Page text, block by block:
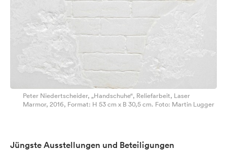
Peter Niedertscheider, „Handschuhe“, Reliefarbeit, Laser
Marmor, 2016, Format: H 53 cm x B 30,5 cm. Foto: Martin Lugger
Jüngste Ausstellungen und Beteiligungen